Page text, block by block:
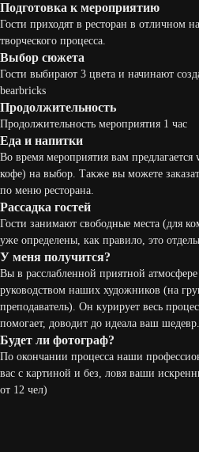
Подготовка к мероприятию
Гости приходят в ресторан в отличном
творческого процесса.
Выбор сюжета
Гости выбирают 3 цвета и начинают
bearbricks
Продолжительность
Продолжительность мероприятия 1 час
Еда и напитки
Во время мероприятия вам
кофе) на выбор. Также вы можете
по меню ресторана.
Рассадка гостей
Гости занимают свободные места (для
уже определены, как правило, это
У меня получится?
Вы в расслабленной приятной
руководством наших художников (на
преподаватель). Он курирует весь
помогает, доводит до идеала ваш
Будет ли фотограф?
По окончании процесса наши
вас с картиной и без, ловя ваши
от 12 чел)